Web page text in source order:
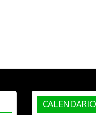
CALENDARIO